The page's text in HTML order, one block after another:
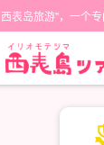
西表岛旅游"，一个